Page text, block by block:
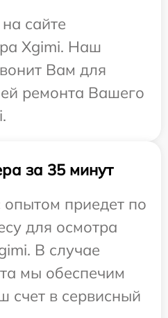
сайте
Xgimi. Наш
Вам для
ремонта Вашего
за 35 минут
приедет по
для осмотра
В случае
мы обеспечим
счет в сервисный